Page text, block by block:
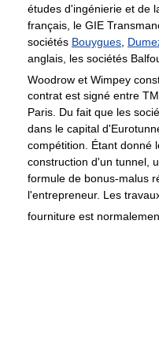
études d'ingénierie et de
français, le GIE
sociétés Bouygues
anglais, les sociétés
Woodrow et Wimpey
contrat est signé entre
Paris. Du fait que les
dans le capital
compétition. Étant donné
construction d'un tunnel,
formule de bonus-malus
l'entrepreneur. Les
fourniture est